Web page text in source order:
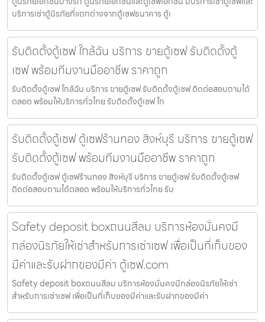
บริการเช่าตู้นิรภัยที่แตกต่างจากตู้เซฟธนาคาร ตู้เ
รับติดตั้งตู้เซฟ ใกล้ฉัน บริการ ขายตู้เซฟ รับติดตั้งตู้
เซฟ พร้อมทีมงานมืออาชีพ ราคาถูก
รับติดตั้งตู้เซฟ ใกล้ฉัน บริการ ขายตู้เซฟ รับติดตั้งตู้เซฟ ติดต่อสอบถามได้
ตลอด พร้อมให้บริการทั่วไทย รับติดตั้งตู้เซฟ ใก
รับติดตั้งตู้เซฟ ตู้เซฟร้านทอง สิงห์บุรี บริการ ขายตู้เซฟ
รับติดตั้งตู้เซฟ พร้อมทีมงานมืออาชีพ ราคาถูก
รับติดตั้งตู้เซฟ ตู้เซฟร้านทอง สิงห์บุรี บริการ ขายตู้เซฟ รับติดตั้งตู้เซฟ
ติดต่อสอบถามได้ตลอด พร้อมให้บริการทั่วไทย รับ
Safety deposit boxถนนสีลม บริการห้องมั่นคงมี
กล่องนิรภัยให้เช่าสำหรับการเช่าเซฟ เพื่อเป็นที่เก็บของ
มีค่าและรับฝากของมีค่า ตู้เซฟ.com
Safety deposit boxถนนสีลม บริการห้องมั่นคงมีกล่องนิรภัยให้เช่า
สำหรับการเช่าเซฟ เพื่อเป็นที่เก็บของมีค่าและรับฝากของมีค่า